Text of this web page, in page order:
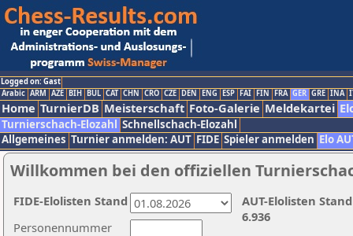
Logged on: Gast
Arabic ARM AZE BIH BUL CAT CHN CRO CZE DEN ENG ESP FAI FIN FRA GER GRE INA
Home TurnierDB Meisterschaft Foto-Galerie Meldekartei
Turnierschach-Elozahl Schnellschach-Elozahl
Allgemeines Turnier anmelden: AUT FIDE Spieler anmelden Elo
Willkommen bei den offiziellen
Personennummer
AUT-Elolisten
6.936
FIDE-Elolisten Stand